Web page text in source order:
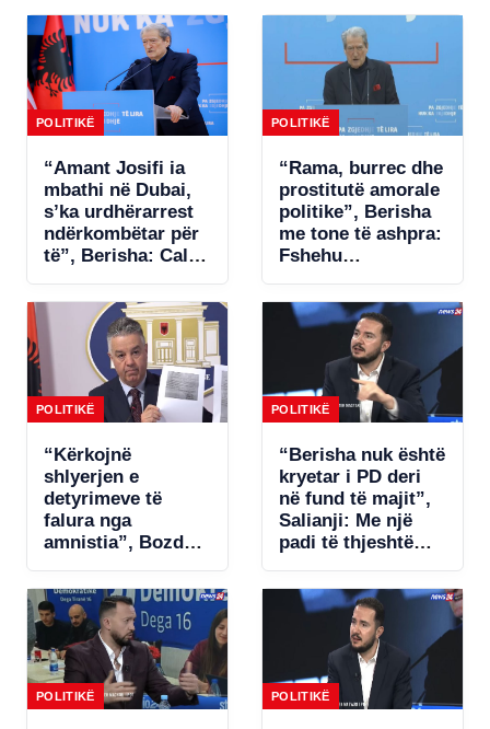
POLITIKË
“Amant Josifi ia
mbathi në Dubai,
s’ka urdhërarrest
ndërkombëtar për
të”, Berisha: Call-
janë fenomeni më
kriminal në
Shqipëri
POLITIKË
“Rama, burrec dhe
prostitutë amorale
politike”, Berisha
me tone të ashpra:
Fshehu
samitin në Spanjë!
POLITIKË
“Kërkojnë
shlyerjen e
detyrimeve të
falura nga
amnistia”, Bozdo
Po i bëhet presion
bizneseve.
Ministria e
Financave s’ka
miratuar aktet
nënligjore!
POLITIKË
“Berisha nuk është
kryetar i PD deri
në fund të majit”,
Salianji: Me një
padi të thjeshtë
statutin, por s’ia
jap këtë avantazh
Ramës (VIDEO)
POLITIKË POLITIKË